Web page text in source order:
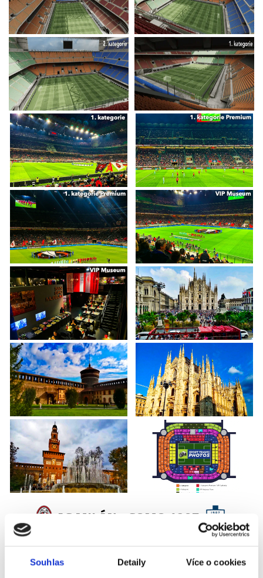
Souhlas Detaily Více o cookies
AC MILÁN - COMO 1907